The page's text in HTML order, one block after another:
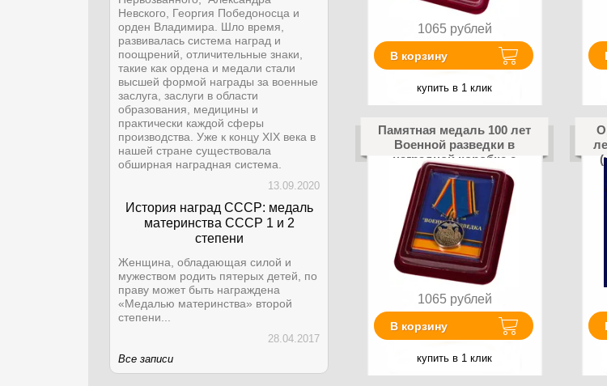
1065 рублей
В корзину
купить в 1 клик
Памятная медаль 100 лет
Военной разведки в
наградной коробке с
удостоверением в
комплекте
1065 рублей
В корзину
купить в 1 клик
Невского, Георгия Победоносца и
орден Владимира. Шло время,
развивалась система наград и
поощрений, отличительные знаки,
такие как ордена и медали стали
высшей формой награды за военные
заслуга, заслуги в области
образования, медицины и
практически каждой сферы
производства. Уже к концу XIX века в
нашей стране существовала
обширная наградная система.
13.09.2020
История наград СССР: медаль
материнства СССР 1 и 2
степени
Женщина, обладающая силой и
мужеством родить пятерых детей, по
праву может быть награждена
«Медалью материнства» второй
степени...
28.04.2017
Все записи